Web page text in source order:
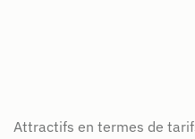
Attractifs en termes de